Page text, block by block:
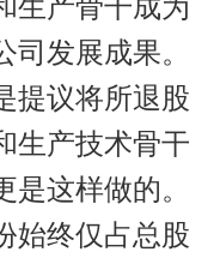
生产骨干成为
发展成果。
提议将所退股
生产技术骨干
是这样做的。
始终仅占总股